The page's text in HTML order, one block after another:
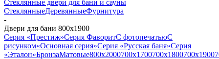
Стеклянные двери для бани и сауны
СтеклянныеДеревянныеФурнитура
-
Двери для бани 800х1900
Серия «Престиж»Серия ФаворитС фотопечатьюС
рисунком«Основная серия»Серия «Русская баня»Серия
«Эталон»БронзаМатовые800х2000700х1700700х1800700х1900